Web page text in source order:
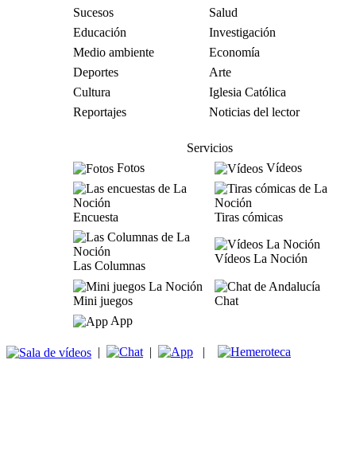
Sucesos
Salud
Educación
Investigación
Medio ambiente
Economía
Deportes
Arte
Cultura
Iglesia Católica
Reportajes
Noticias del lector
Servicios
Fotos
Vídeos
Encuesta Tiras cómicas
Las Columnas
Vídeos La Noción
Mini juegos
Chat
App
| | |